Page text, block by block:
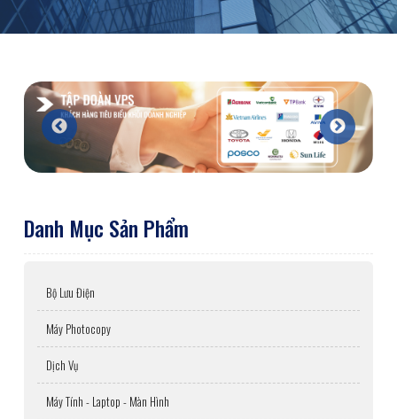
Danh Mục Sản Phẩm
Bộ Lưu Điện
Máy Photocopy
Dịch Vụ
Máy Tính - Laptop - Màn Hình